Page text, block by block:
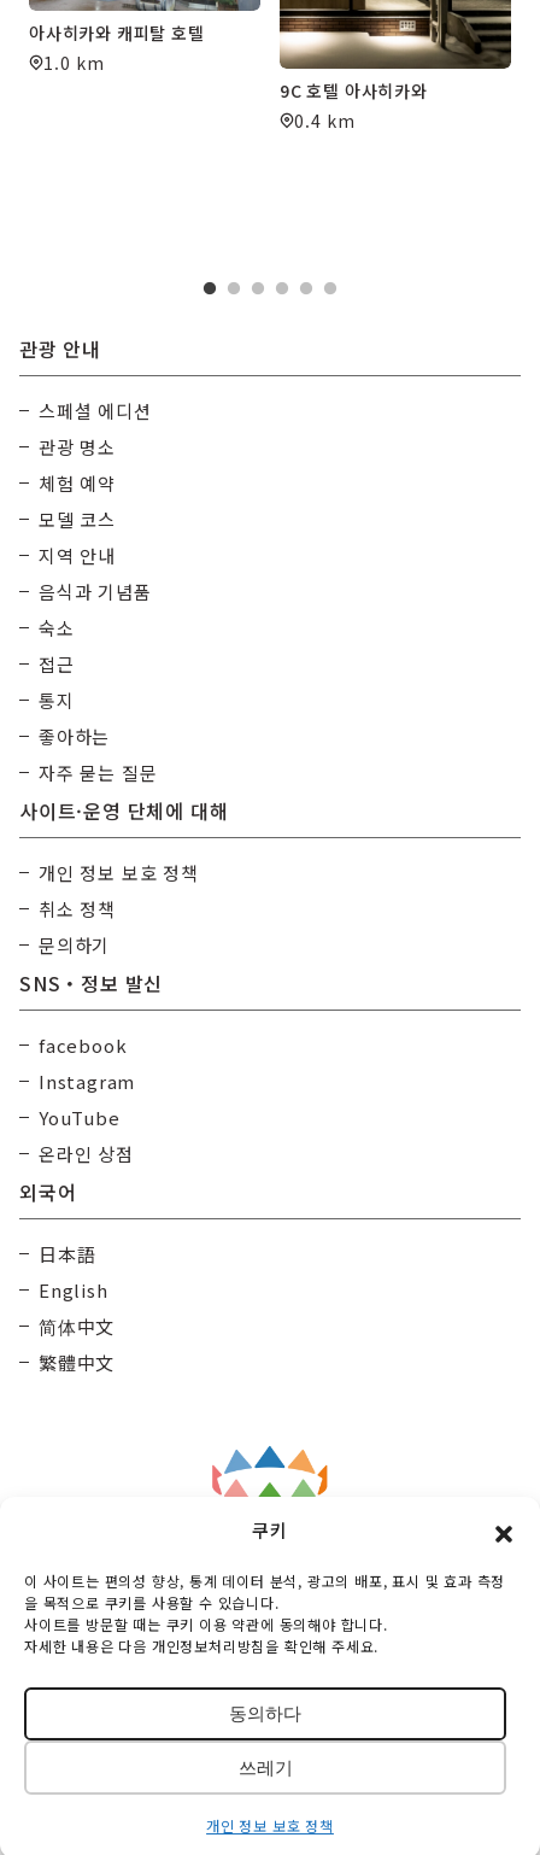
쿠키
이 사이트는 편의성 향상, 통계 데이터 분석, 광고의 배포, 표시 및 효과 측정
을 목적으로 쿠키를 사용할 수 있습니다.
사이트를 방문할 때는 쿠키 이용 약관에 동의해야 합니다.
자세한 내용은 다음 개인정보처리방침을 확인해 주세요.
동의하다
쓰레기
개인 정보 보호 정책
아사히카와 캐피탈 호텔
1.0 km
9C 호텔 아사히카와
0.4 km
관광 안내
스페셜 에디션
관광 명소
체험 예약
모델 코스
지역 안내
음식과 기념품
숙소
접근
통지
좋아하는
자주 묻는 질문
사이트·운영 단체에 대해
개인 정보 보호 정책
취소 정책
문의하기
SNS・정보 발신
facebook
Instagram
YouTube
온라인 상점
외국어
日本語
English
简体中文
繁體中文
Kamui Mintara DMO
Maruunhall 3rd floor, 10-3-2 Miyashitadoori,
Asahikawa-shi, Hokkaido, 070-0030, Japan
TEL :0166-73-6968
© 2018-2026 TAISETSU KAMUIMINTARA DMO